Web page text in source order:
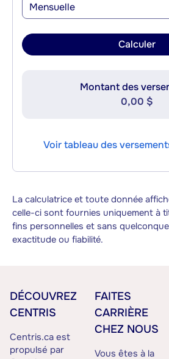
Mensuelle
Calculer
Montant des
0,00 $
Voir tableau des
La calculatrice et toute donnée
celle-ci sont fournies uniquement à
fins personnelles et sans
exactitude ou fiabilité.
DÉCOUVREZ
CENTRIS
Centris.ca est
propulsé par
FAITES
CARRIÈRE
CHEZ NOUS
Vous êtes à la